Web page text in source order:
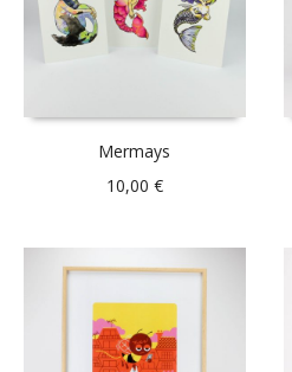
Mermays
10,00 €